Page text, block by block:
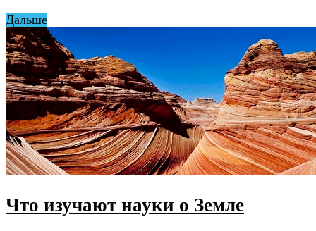
Дальше
Что изучают науки о Земле